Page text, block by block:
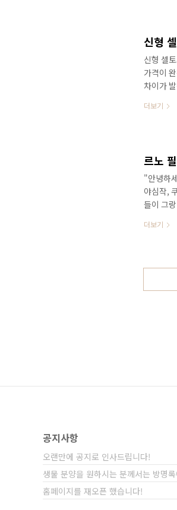
신형 셀
가격이
차이가
브리드를
더보기
"안녕하
야심작,
들이 그
장 현명
후의 실
더보기
공지사항
오랜만에 공지로 인사드립니다!
홈페이지를 재오픈 했습니다!